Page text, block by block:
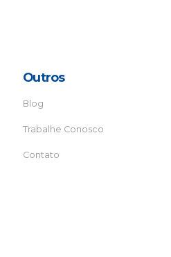
Outros
Blog
Trabalhe Conosco
Contato